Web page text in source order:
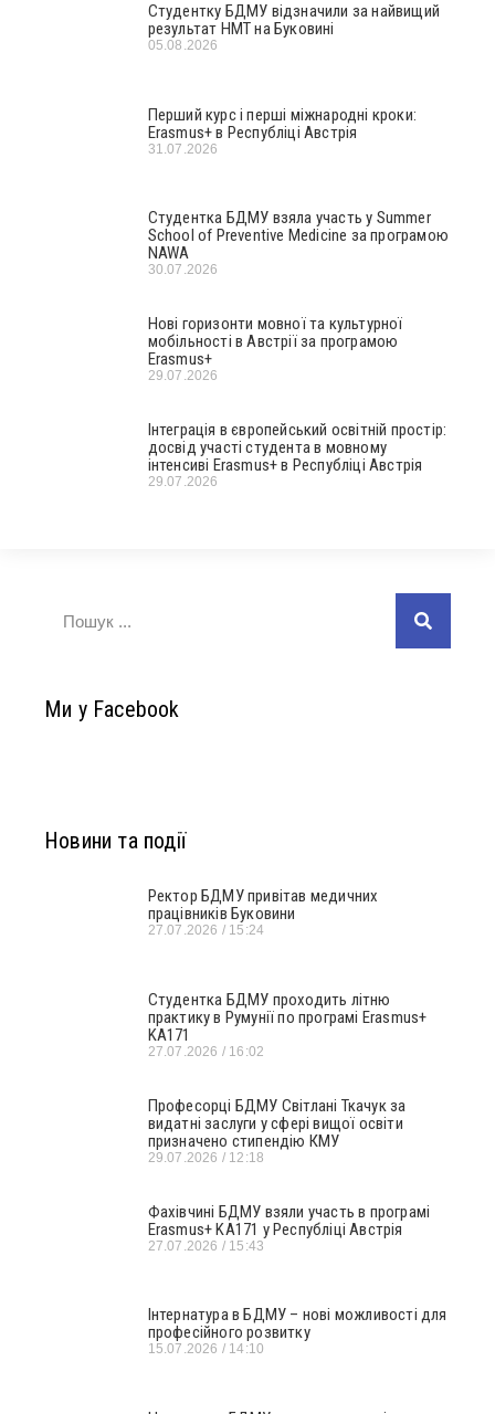
Студентку БДМУ відзначили за найвищий
результат НМТ на Буковині
05.08.2026
Перший курс і перші міжнародні кроки:
Erasmus+ в Республіці Австрія
31.07.2026
Студентка БДМУ взяла участь у Summer
School of Preventive Medicine за програмою
NAWA
30.07.2026
Нові горизонти мовної та культурної
мобільності в Австрії за програмою
Erasmus+
29.07.2026
Інтеграція в європейський освітній простір:
досвід участі студента в мовному
інтенсиві Erasmus+ в Республіці Австрія
29.07.2026
Ми у Facebook
Новини та події
Ректор БДМУ привітав медичних
працівників Буковини
27.07.2026 15:24
Студентка БДМУ проходить літню
практику в Румунії по програмі Erasmus+
KA171
27.07.2026 16:02
Професорці БДМУ Світлані Ткачук за
видатні заслуги у сфері вищої освіти
призначено стипендію КМУ
29.07.2026 12:18
Фахівчині БДМУ взяли участь в програмі
Erasmus+ KA171 у Республіці Австрія
27.07.2026 15:43
Інтернатура в БДМУ – нові можливості для
професійного розвитку
15.07.2026 14:10